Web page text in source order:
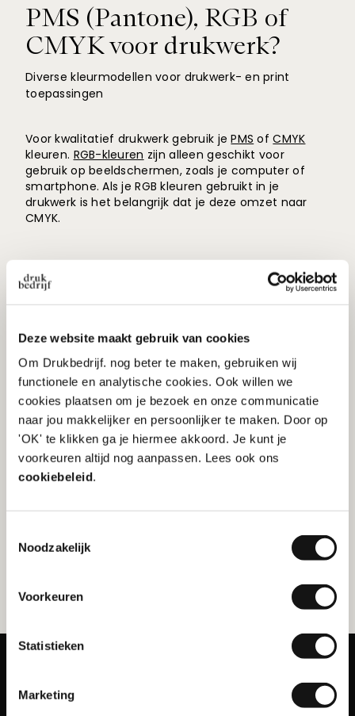
Deze website maakt gebruik van cookies
Om Drukbedrijf. nog beter te maken, gebruiken wij
functionele en analytische cookies. Ook willen we
cookies plaatsen om je bezoek en onze communicatie
naar jou makkelijker en persoonlijker te maken. Door op
'OK' te klikken ga je hiermee akkoord. Je kunt je
voorkeuren altijd nog aanpassen. Lees ook ons
cookiebeleid.
Noodzakelijk
Voorkeuren
Statistieken
Marketing
PMS (Pantone), RGB of
CMYK voor drukwerk?
Diverse kleurmodellen voor drukwerk- en print
toepassingen
Voor kwalitatief drukwerk gebruik jePMS ofCMYK
kleuren. RGB-kleuren zijn alleen geschikt voor
gebruik op beeldschermen, zoals je computer of
smartphone. Als je RGB kleuren gebruikt in je
drukwerk is het belangrijk dat je deze omzet naar
CMYK.
Wil je bestanden aanleveren en twijfel je of je het
bestandscontrole. Je kunt ook de ontwerp-pagina
betrekking tot het
ontwerpen van jouw drukwerk
Neem gerust contact op met onze klantenservice